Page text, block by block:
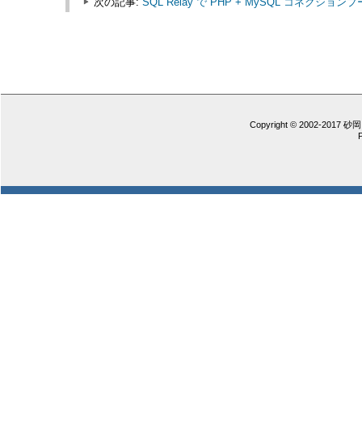
Copyright © 2002-2017 砂